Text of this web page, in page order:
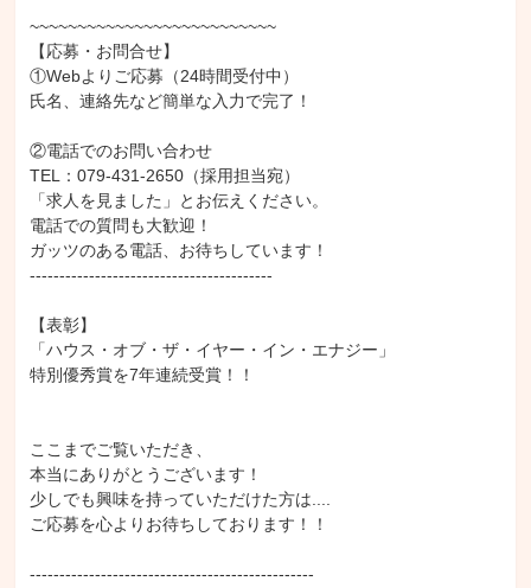
~~~~~~~~~~~~~~~~~~~~~~~~~~
【応募・お問合せ】
①Webよりご応募（24時間受付中）
氏名、連絡先など簡単な入力で完了！
②電話でのお問い合わせ
TEL：079-431-2650（採用担当宛）
「求人を見ました」とお伝えください。
電話での質問も大歓迎！
ガッツのある電話、お待ちしています！
-----------------------------------------
【表彰】
「ハウス・オブ・ザ・イヤー・イン・エナジー」
特別優秀賞を7年連続受賞！！
ここまでご覧いただき、
本当にありがとうございます！
少しでも興味を持っていただけた方は....
ご応募を心よりお待ちしております！！
------------------------------------------------